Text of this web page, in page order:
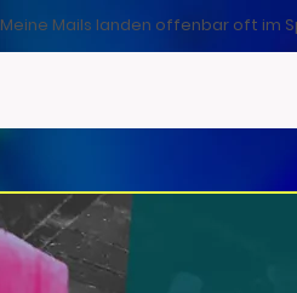
Meine Mails landen offenbar oft im